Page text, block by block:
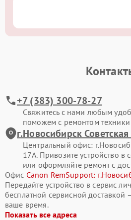
+7 (383) 300-78-27
Свяжитесь с нами любым
поможем с ремонтом
г.Новосибирск
Центральный офис:
17А. Привозите устройство в
или оформляйте ремонт с
Офис Canon RemSupport:
Передайте устройство в сервис
бесплатной сервисной доставкой
ваше время.
Показать все адреса